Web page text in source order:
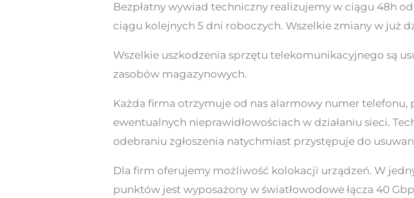
Bezpłatny wywiad techniczny realizujemy w ciągu 48h
ciągu kolejnych 5 dni roboczych. Wszelkie zmiany w już
Wszelkie uszkodzenia sprzętu telekomunikacyjnego są
zasobów magazynowych.
Każda firma otrzymuje od nas alarmowy numer
ewentualnych nieprawidłowościach w działaniu sieci.
odebraniu zgłoszenia natychmiast przystępuje do
Dla firm oferujemy możliwość kolokacji urządzeń. W
punktów jest wyposażony w światłowodowe łącza 40